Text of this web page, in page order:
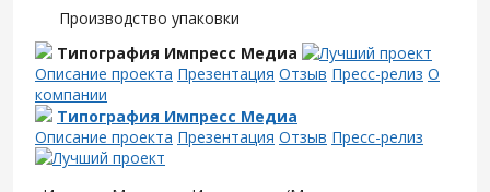
Производство упаковки
Типография Импресс Медиа
Описание проекта Презентация Отзыв Пресс-релиз О
компании
Типография Импресс Медиа
Описание проекта Презентация Отзыв Пресс-релиз